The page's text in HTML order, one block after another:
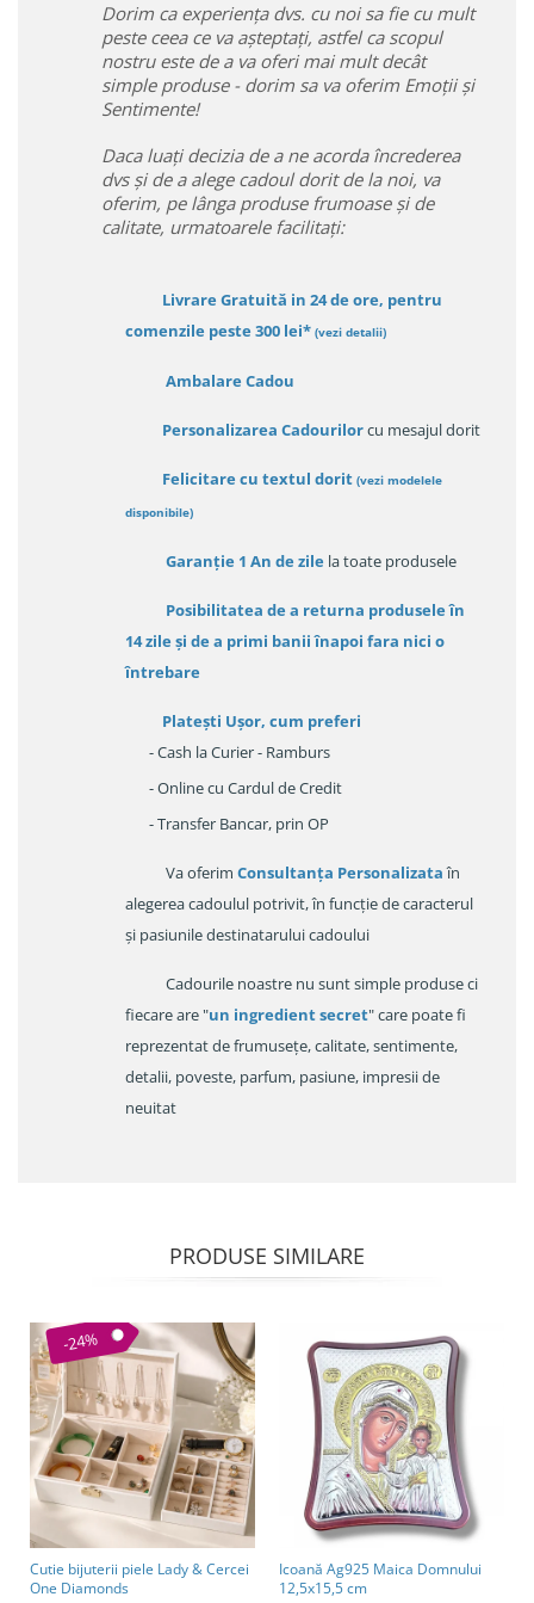
Dorim ca experiența dvs. cu noi sa fie cu mult
peste ceea ce va așteptați, astfel ca scopul
nostru este de a va oferi mai mult decât
simple produse - dorim sa va oferim Emoții și
Sentimente!
Daca luați decizia de a ne acorda încrederea
dvs și de a alege cadoul dorit de la noi, va
oferim, pe lânga produse frumoase și de
calitate, urmatoarele facilitați:
Livrare Gratuită in 24 de ore, pentru
comenzile peste 300 lei* (vezi detalii)
Ambalare Cadou
Personalizarea Cadourilorcu mesajul dorit
Felicitare cu textul dorit (vezi modelele
disponibile)
Garanție 1 An de zile la toate produsele
Posibilitatea de a returna produsele în
14 zileși de a primi banii înapoi fara nici o
întrebare
Platești Ușor, cum preferi
- Cash la Curier - Ramburs
- Online cu Cardul de Credit
- Transfer Bancar, prin OP
Va oferim Consultanța Personalizataîn
alegerea cadoulul potrivit, în funcție de caracterul
și pasiunile destinatarului cadoului
Cadourile noastre nu sunt simple produse ci
fiecare are "un ingredient secret" care poate fi
reprezentat de frumusețe, calitate, sentimente,
detalii, poveste, parfum, pasiune, impresii de
neuitat
PRODUSE SIMILARE
-24%
Cutie bijuterii piele Lady & Cercei
One Diamonds
Icoană Ag925 Maica Domnului
12,5x15,5 cm